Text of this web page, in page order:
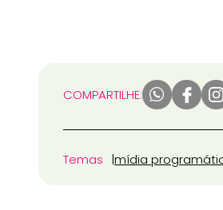
COMPARTILHE:
Temas mídia